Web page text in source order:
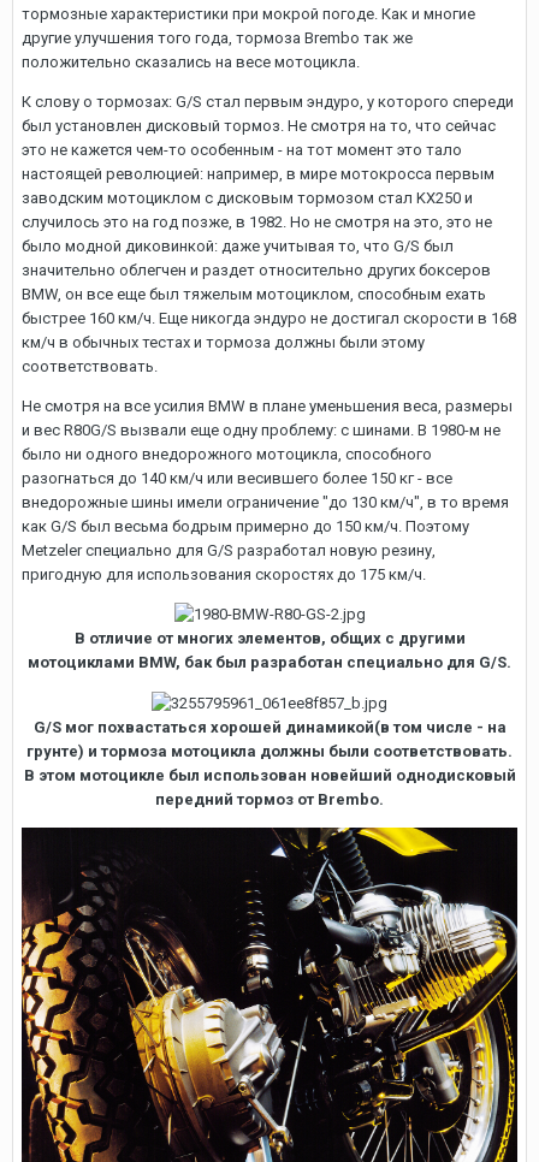
тормозные характеристики при мокрой погоде. Как и многие
другие улучшения того года, тормоза Brembo так же
положительно сказались на весе мотоцикла.
К слову о тормозах: G/S стал первым эндуро, у которого спереди
был установлен дисковый тормоз. Не смотря на то, что сейчас
это не кажется чем-то особенным - на тот момент это тало
настоящей революцией: например, в мире мотокросса первым
заводским мотоциклом с дисковым тормозом стал KX250 и
случилось это на год позже, в 1982. Но не смотря на это, это не
было модной диковинкой: даже учитывая то, что G/S был
значительно облегчен и раздет относительно других боксеров
BMW, он все еще был тяжелым мотоциклом, способным ехать
быстрее 160 км/ч. Еще никогда эндуро не достигал скорости в 168
км/ч в обычных тестах и тормоза должны были этому
соответствовать.
Не смотря на все усилия BMW в плане уменьшения веса, размеры
и вес R80G/S вызвали еще одну проблему: с шинами. В 1980-м не
было ни одного внедорожного мотоцикла, способного
разогнаться до 140 км/ч или весившего более 150 кг - все
внедорожные шины имели ограничение "до 130 км/ч", в то время
как G/S был весьма бодрым примерно до 150 км/ч. Поэтому
Metzeler специально для G/S разработал новую резину,
пригодную для использования скоростях до 175 км/ч.
В отличие от многих элементов, общих с другими
мотоциклами BMW, бак был разработан специально для G/S.
G/S мог похвастаться хорошей динамикой(в том числе - на
грунте) и тормоза мотоцикла должны были соответствовать.
В этом мотоцикле был использован новейший однодисковый
передний тормоз от Brembo.